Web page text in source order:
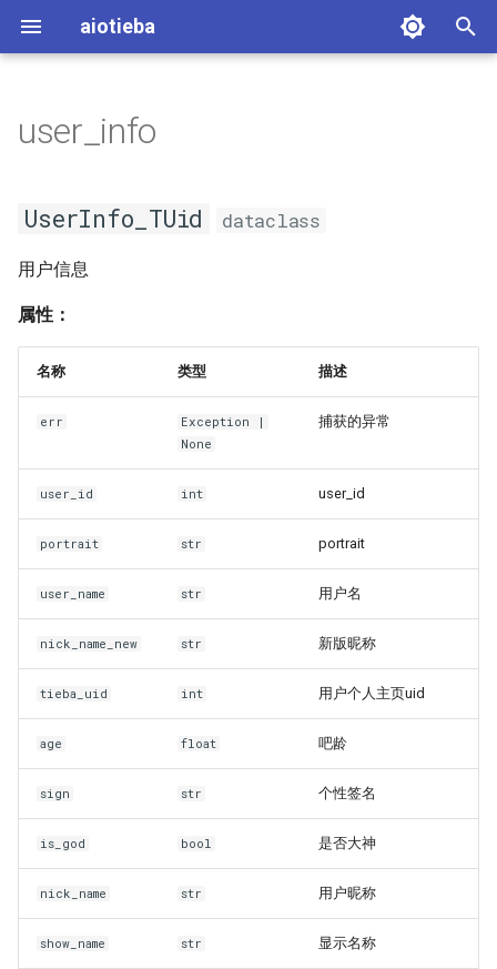
aiotieba
始
搜
索
入门教程
异步编程入门教程
实用微脚本合集
_classdef
UserInfo_TUid
_classdef
UserInfo_guinfo_app
_classdef
UserInfo_guinfo_web
_classdef
UserInfo_panel
user_info
UserInfo_TUid dataclass
用户信息
属性：
名称 类型 描述
err Exception |
None
捕获的异常
user_id int user_id
portrait str portrait
user_name str 用户名
nick_name_new str 新版昵称
tieba_uid int 用户个人主页uid
age float 吧龄
sign str 个性签名
is_god bool 是否大神
nick_name str 用户昵称
show_name str 显示名称